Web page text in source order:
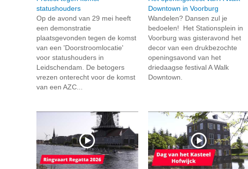
statushouders
Op de avond van 29 mei heeft
een demonstratie
plaatsgevonden tegen de komst
van een 'Doorstroomlocatie'
voor statushouders in
Leidschendam. De betogers
vrezen onterecht voor de komst
van een AZC...
Downtown in Voorburg
Wandelen? Dansen zul je
bedoelen! Het Stationsplein in
Voorburg was gisteravond het
decor van een drukbezochte
openingsavond van het
driedaagse festival A Walk
Downtown.